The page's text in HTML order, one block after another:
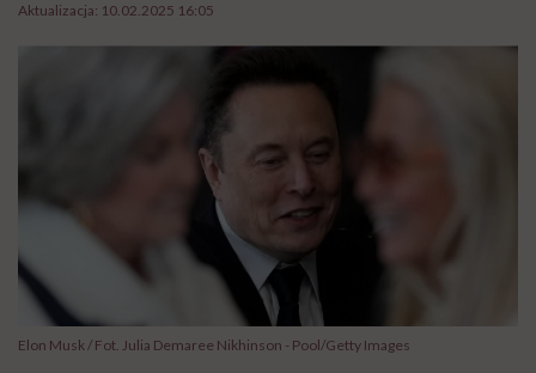
Aktualizacja: 10.02.2025 16:05
Elon Musk / Fot. Julia Demaree Nikhinson - Pool/Getty Images